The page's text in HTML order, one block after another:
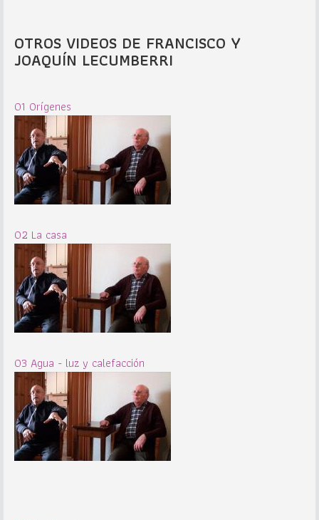
OTROS VIDEOS DE FRANCISCO Y
JOAQUÍN LECUMBERRI
01 Orígenes
02 La casa
03 Agua - luz y calefacción